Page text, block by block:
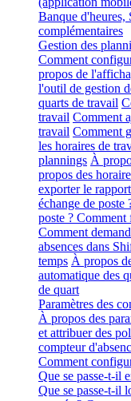
Banque d'heures,
complémentaires
Gestion des
Comment
propos de
l'outil de gestion
quarts de travail
travail Comment
travail Comment
les horaires de
plannings À
propos des
exporter le
échange de poste
poste ? Comment
Comment
absences dans
temps À propos
automatique des
de quart
Paramètres des
À propos des
et attribuer des
compteur
Comment
Que se passe-t-il
Que se passe-t-il